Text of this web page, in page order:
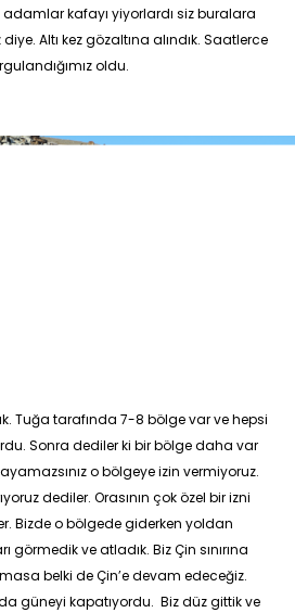
adamlar kafayı yiyorlardı siz buralara
Altı kez gözaltına alındık. Saatlerce
oldu.
Tuğa tarafında 7-8 bölge var ve hepsi
Sonra dediler ki bir bölge daha var
o bölgeye izin vermiyoruz.
dediler. Orasının çok özel bir izni
Bizde o bölgede giderken yoldan
ve atladık. Biz Çin sınırına
belki de Çin’e devam edeceğiz.
güneyi kapatıyordu. Biz düz gittik ve